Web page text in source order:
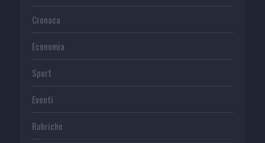
Cronaca
Economia
Sport
Eventi
Rubriche